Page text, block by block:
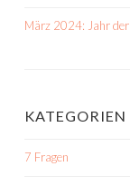
März 2024: Jahr
KATEGORIEN
7 Fragen